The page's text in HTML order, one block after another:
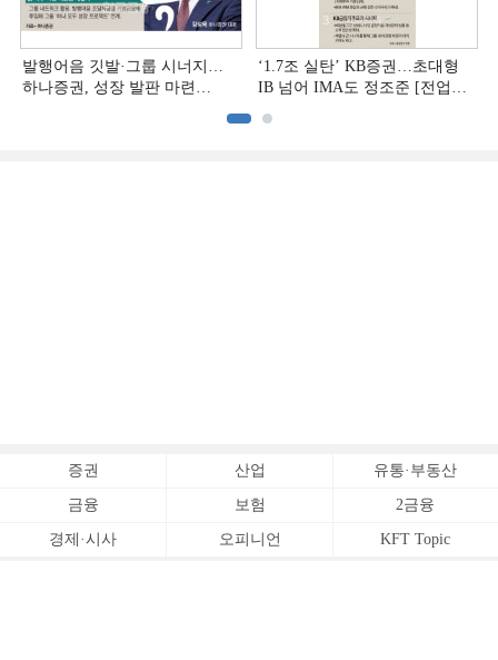
발행어음 깃발·그룹 시너지…
하나증권, 성장 발판 마련
‘1.7조 실탄’ KB증권…초대형
IB 넘어 IMA도 정조준 [전업계
증권 산업 유통·부동산
금융 보험 2금융
경제·시사 오피니언 KFT Topic